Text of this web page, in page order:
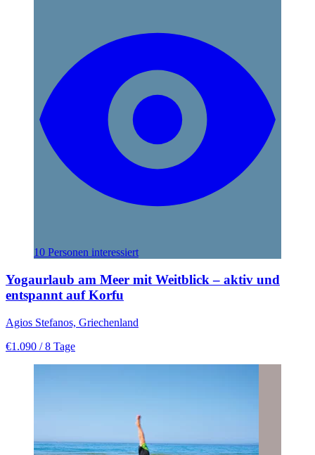
10 Personen interessiert
Yogaurlaub am Meer mit Weitblick – aktiv und
entspannt auf Korfu
Agios Stefanos, Griechenland
€1.090 / 8 Tage